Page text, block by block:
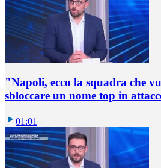
"Napoli, ecco la squadra che
sbloccare un nome top in
01:01